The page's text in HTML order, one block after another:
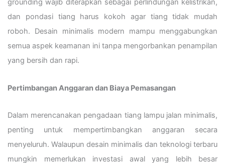
grounding wajib diterapkan sebagai perlindungan kelistrikan,
dan pondasi tiang harus kokoh agar tiang tidak mudah
roboh. Desain minimalis modern mampu menggabungkan
semua aspek keamanan ini tanpa mengorbankan penampilan
yang bersih dan rapi.
Pertimbangan Anggaran dan Biaya Pemasangan
Dalam merencanakan pengadaan tiang lampu jalan minimalis,
penting untuk mempertimbangkan anggaran secara
menyeluruh. Walaupun desain minimalis dan teknologi terbaru
mungkin memerlukan investasi awal yang lebih besar